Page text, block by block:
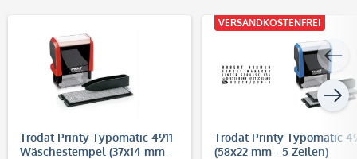
Trodat Printy Typomatic 4911
Wäschestempel (37x14 mm -
VERSANDKOSTENFREI
Trodat Printy Typomatic
(58x22 mm - 5 Zeilen)